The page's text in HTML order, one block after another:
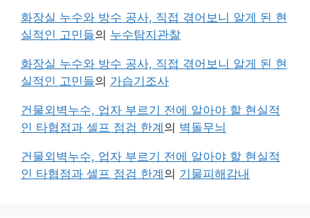
화장실 누수와 방수 공사, 직접 겪어보니 알게 된 현
실적인 고민들의 누수탐지관찰
화장실 누수와 방수 공사, 직접 겪어보니 알게 된 현
실적인 고민들의 가습기조사
건물외벽누수, 업자 부르기 전에 알아야 할 현실적
인 타협점과 셀프 점검 한계 의 벽돌무늬
건물외벽누수, 업자 부르기 전에 알아야 할 현실적
인 타협점과 셀프 점검 한계 의 기물피해감내